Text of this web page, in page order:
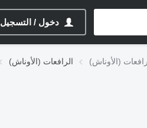
دخول / التسجيل
الرافعات (الأوناش)